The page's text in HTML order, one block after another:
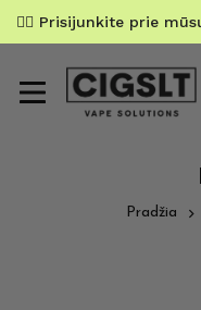
✌🏼 Prisijunkite prie
Pradžia